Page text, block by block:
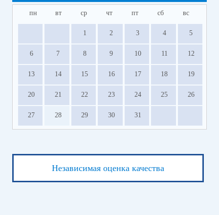
пн вт ср чт пт сб вс
1 2 3 4 5
6 7 8 9 10 11 12
13 14 15 16 17 18 19
20 21 22 23 24 25 26
27 28 29 30 31
Независимая оценка качества